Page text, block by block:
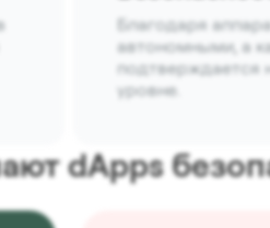
Благодаря
автономными, а
подтверждается
уровне.
dApps